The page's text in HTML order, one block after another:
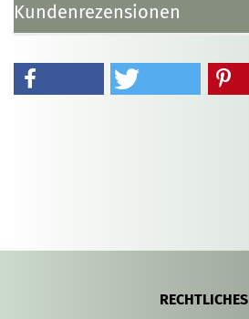
Kundenrezensionen
RECHTLICHES